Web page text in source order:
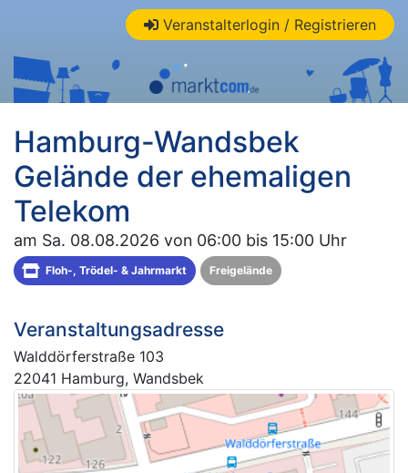
Veranstalterlogin / Registrieren
Hamburg-Wandsbek
Gelände der ehemaligen
Telekom
am Sa. 08.08.2026 von 06:00 bis 15:00 Uhr
Floh-, Trödel- & Jahrmarkt Freigelände
Veranstaltungsadresse
Walddörferstraße 103
22041 Hamburg, Wandsbek